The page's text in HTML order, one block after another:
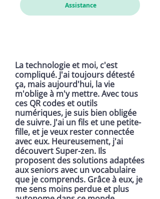
Assistance
La technologie et moi, c'est
compliqué. J'ai toujours détesté
ça, mais aujourd'hui, la vie
m'oblige à m'y mettre. Avec tous
ces QR codes et outils
numériques, je suis bien obligée
de suivre. J'ai un fils et une petite-
fille, et je veux rester connectée
avec eux. Heureusement, j'ai
découvert Super-zen. Ils
proposent des solutions adaptées
aux seniors avec un vocabulaire
que je comprends. Grâce à eux, je
me sens moins perdue et plus